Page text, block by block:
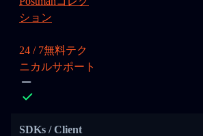
ション
24 / 7無料テク
ニカルサポート
SDKs / Client